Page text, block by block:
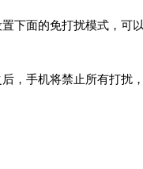
下面的免打扰模式，可
，手机将禁止所有打扰